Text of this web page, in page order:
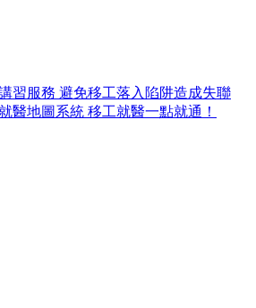
習服務 避免移工落入陷阱造成失聯
醫地圖系統 移工就醫一點就通！